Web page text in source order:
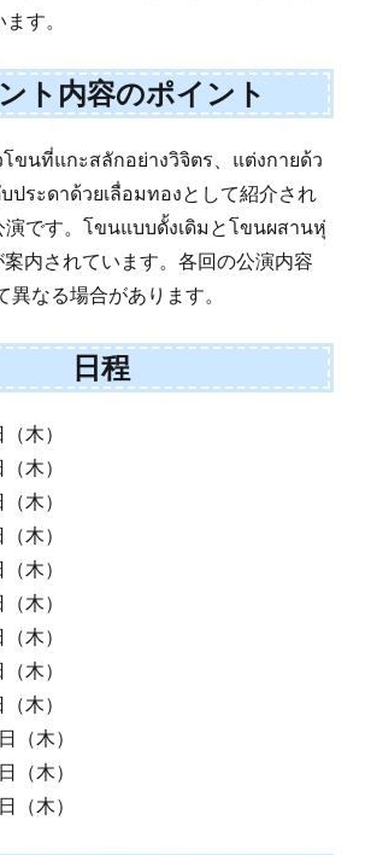
す。
ト内容のポイント
ขนที่แกะสลักอย่างวิจิตร、แต่งกายด้ว
ประดาด้วยเลื่อมทองとして紹介され
演です。โขนแบบดั้งเดิมとโขนผสานหุ่
内されています。各回の公演内容
異なる場合があります。
日程
木）
木）
木）
木）
木）
木）
木）
木）
木）
（木）
（木）
（木）